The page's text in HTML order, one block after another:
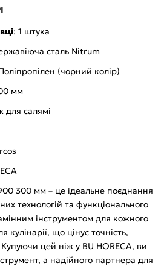
: 1 штука
сталь Nitrum
(чорний колір)
мм
для салямі
300 мм – це ідеальне поєднання
технологій та функціонального
інструментом для кожного
що цінує точність,
Купуючи цей ніж у BU HORECA, ви
а надійного партнера для